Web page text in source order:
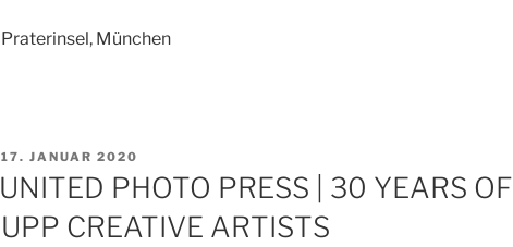
Praterinsel, München
VERÖFFENTLICHT
17. JANUAR 2020
UNITED PHOTO PRESS | 30 YEARS OF
UPP CREATIVE ARTISTS